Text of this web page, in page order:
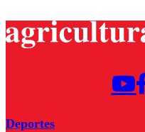
Deportes